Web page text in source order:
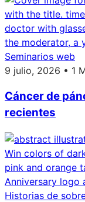
Seminarios web
9 julio, 2026 • 1
Cáncer de
recientes
Historias de